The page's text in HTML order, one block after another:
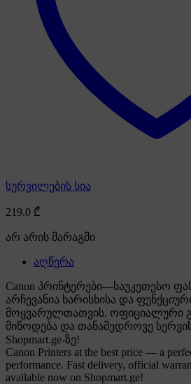
სურვილების სია
219.0 ₾
არ არის მარაგში
აღწერა
Canon პრინტერები—საუკეთესო
არჩევანია ხარისხისა და
მოყვარულთათვის. ოფიციალური
მიწოდება და თანამედროვე
Shopmart.ge-ზე!
Canon Printers at the best price — a
performance. Fast delivery, official
available now on Shopmart.ge!